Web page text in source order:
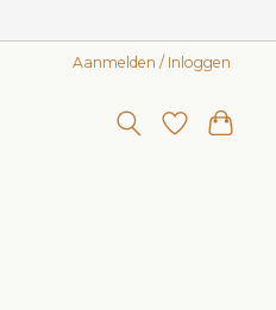
Aanmelden / Inloggen